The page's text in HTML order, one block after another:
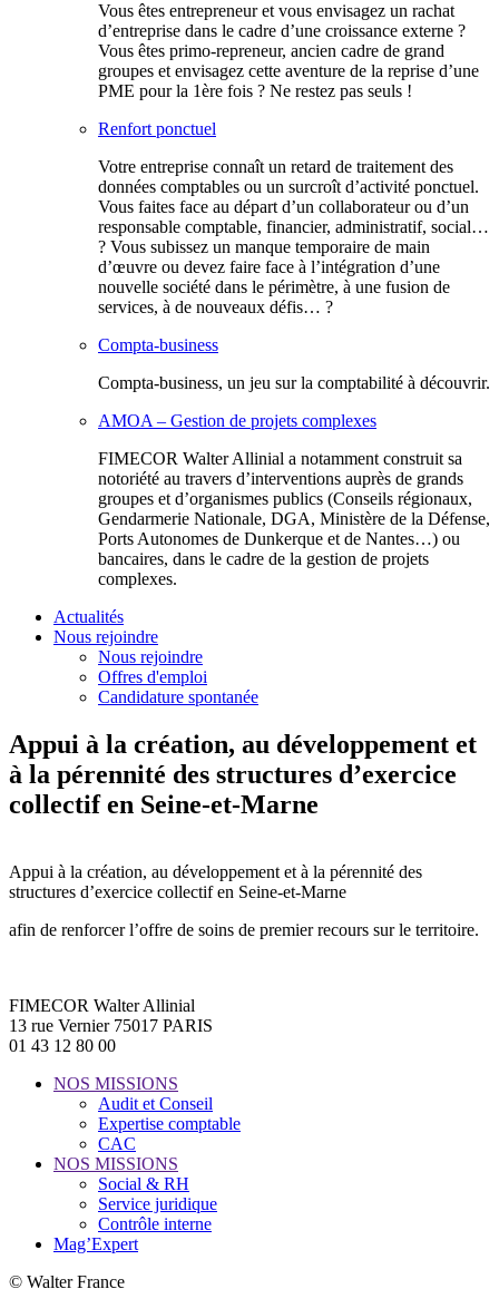
Vous êtes entrepreneur et vous envisagez un rachat
d’entreprise dans le cadre d’une croissance externe ?
Vous êtes primo-repreneur, ancien cadre de grand
groupes et envisagez cette aventure de la reprise d’une
PME pour la 1ère fois ? Ne restez pas seuls !
Renfort ponctuel
Votre entreprise connaît un retard de traitement des
données comptables ou un surcroît d’activité ponctuel.
Vous faites face au départ d’un collaborateur ou d’un
responsable comptable, financier, administratif, social…
? Vous subissez un manque temporaire de main
d’œuvre ou devez faire face à l’intégration d’une
nouvelle société dans le périmètre, à une fusion de
services, à de nouveaux défis… ?
Compta-business
Compta-business, un jeu sur la comptabilité à découvrir.
AMOA – Gestion de projets complexes
FIMECOR Walter Allinial a notamment construit sa
notoriété au travers d’interventions auprès de grands
groupes et d’organismes publics (Conseils régionaux,
Gendarmerie Nationale, DGA, Ministère de la Défense,
Ports Autonomes de Dunkerque et de Nantes…) ou
bancaires, dans le cadre de la gestion de projets
complexes.
Actualités
Nous rejoindre
Nous rejoindre
Offres d'emploi
Candidature spontanée
Appui à la création, au développement et
à la pérennité des structures d’exercice
collectif en Seine-et-Marne
Appui à la création, au développement et à la pérennité des
structures d’exercice collectif en Seine-et-Marne
afin de renforcer l’offre de soins de premier recours sur le territoire.
FIMECOR Walter Allinial
13 rue Vernier 75017 PARIS
01 43 12 80 00
NOS MISSIONS
Audit et Conseil
Expertise comptable
CAC
NOS MISSIONS
Social & RH
Service juridique
Contrôle interne
Mag’Expert
© Walter France